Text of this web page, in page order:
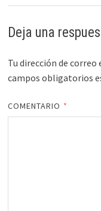
Deja una
Tu dirección de
campos obligatorios
COMENTARIO *